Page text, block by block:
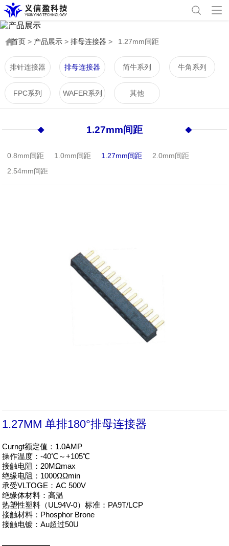
首页 > 产品展示 >排母连接器 > 1.27mm间距
排针连接器 排母连接器 简牛系列 牛角系列
FPC系列 WAFER系列 其他
1.27mm间距
0.8mm间距 1.0mm间距 1.27mm间距
2.0mm间距
2.54mm间距
1.27MM 单排180°排母连接器
Curngt额定值：1.0AMP
操作温度：-40℃～+105℃
接触电阻：20MΩmax
绝缘电阻：1000ΩΩmin
承受VLTOGE：AC 500V
绝缘体材料：高温
热塑性塑料（UL94V-0）标准：PA9T/LCP
接触材料：Phosphor Brone
接触电镀：Au超过50U